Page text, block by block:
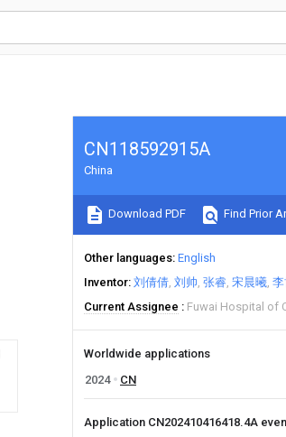
CN118592915A
China
Download PDF Find Prior
Other languages English
Inventor 刘倩倩 刘帅 张睿 宋晨曦 李
Current Assignee
Fuwai Hospital of
Worldwide applications
2024
CN
Application CN202410416418.4A